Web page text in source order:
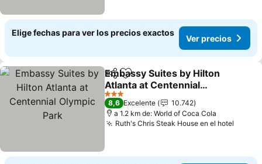
Elige fechas para ver los precios exactos
Ver precios
CompartirAgregar a favoritos
Embassy Suites by Hilton
Atlanta at Centennial
Olympic Park
3 Estrellas
8,6 Excelente
10.742
a 1.2 km de: World of Coca Cola
Ruth's Chris Steak House en el hotel